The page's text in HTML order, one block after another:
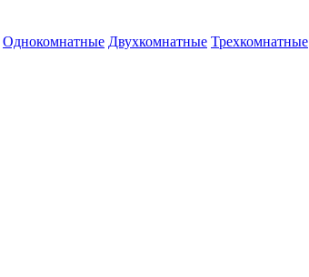
Однокомнатные Двухкомнатные Трехкомнатные